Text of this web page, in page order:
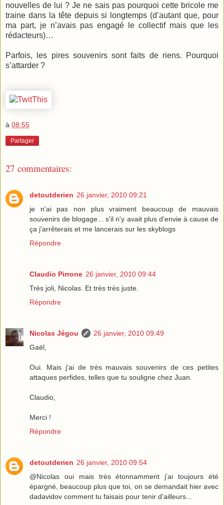
nouvelles de lui ? Je ne sais pas pourquoi cette bricole me
traine dans la tête depuis si longtemps (d’autant que, pour
ma part, je n’avais pas engagé le collectif mais que les
rédacteurs)…
Parfois, les pires souvenirs sont faits de riens. Pourquoi
s’attarder ?
à 08:55
Partager
27 commentaires:
detoutderien 26 janvier, 2010 09:21
je n'ai pas non plus vraiment beaucoup de mauvais
souvenirs de blogage... s'il n'y avait plus d'envie à cause de
ça j'arrêterais et me lancerais sur les skyblogs
Répondre
Claudio Pirrone 26 janvier, 2010 09:44
Très joli, Nicolas. Et très très juste.
Répondre
Nicolas Jégou
26 janvier, 2010 09:49
Gaël,
Oui. Mais j'ai de très mauvais souvenirs de ces petites
attaques perfides, telles que tu souligne chez Juan.
Claudio,
Merci !
Répondre
detoutderien 26 janvier, 2010 09:54
@Nicolas oui mais très étonnamment j'ai toujours été
épargné, beaucoup plus que toi, on se demandait hier avec
dadavidov comment tu faisais pour tenir d'ailleurs...